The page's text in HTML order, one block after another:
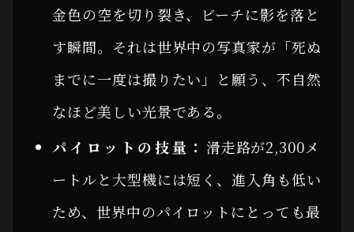
金色の空を切り裂き、ビーチに影を落と
す瞬間。それは世界中の写真家が「死ぬ
までに一度は撮りたい」と願う、不自然
なほど美しい光景である。
パイロットの技量： 滑走路が2,300メ
ートルと大型機には短く、進入角も低い
ため、世界中のパイロットにとっても最